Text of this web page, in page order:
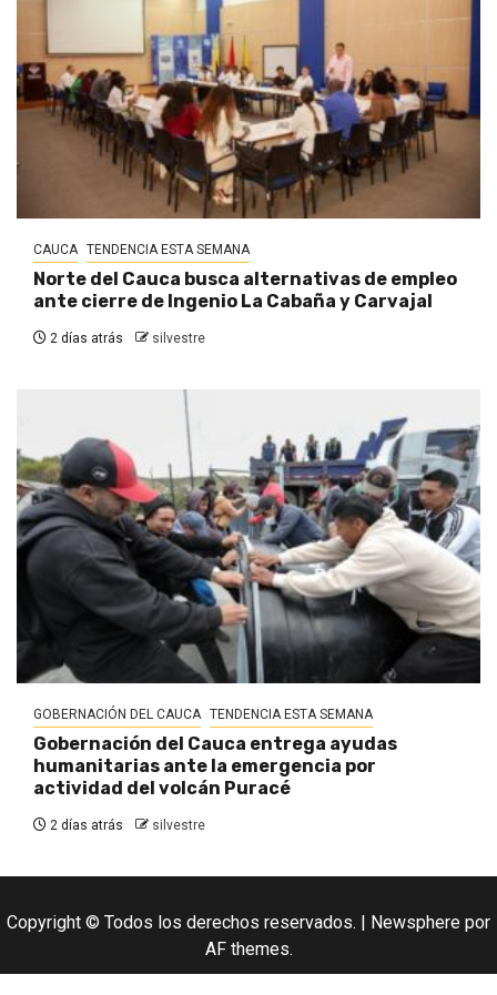
CAUCA TENDENCIA ESTA SEMANA
Norte del Cauca busca alternativas de empleo
ante cierre de Ingenio La Cabaña y Carvajal
2 días atrás silvestre
GOBERNACIÓN DEL CAUCA TENDENCIA ESTA SEMANA
Gobernación del Cauca entrega ayudas
humanitarias ante la emergencia por
actividad del volcán Puracé
2 días atrás silvestre
Copyright © Todos los derechos reservados. Newsphere por
AF themes.